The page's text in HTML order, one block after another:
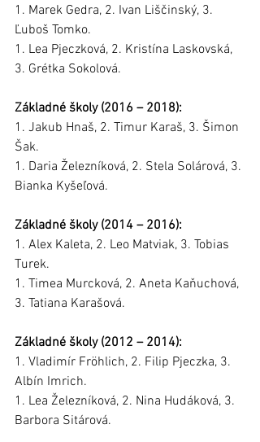
1. Marek Gedra, 2. Ivan Liščinský, 3.
Ľuboš Tomko.
1. Lea Pjeczková, 2. Kristína Laskovská,
3. Grétka Sokolová.
Základné školy (2016 – 2018):
1. Jakub Hnaš, 2. Timur Karaš, 3. Šimon
Šak.
1. Daria Železníková, 2. Stela Solárová, 3.
Bianka Kyšeľová.
Základné školy (2014 – 2016):
1. Alex Kaleta, 2. Leo Matviak, 3. Tobias
Turek.
1. Timea Murcková, 2. Aneta Kaňuchová,
3. Tatiana Karašová.
Základné školy (2012 – 2014):
1. Vladimír Fröhlich, 2. Filip Pjeczka, 3.
Albín Imrich.
1. Lea Železníková, 2. Nina Hudáková, 3.
Barbora Sitárová.